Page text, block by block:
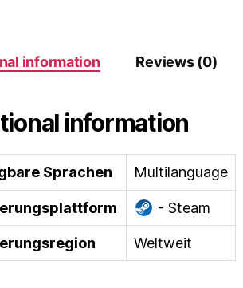
information Reviews (0)
information
Sprachen Multilanguage
- Steam
Weltweit